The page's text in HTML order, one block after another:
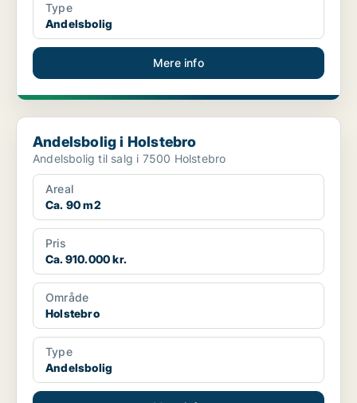
Type
Andelsbolig
Mere info
Andelsbolig i Holstebro
Andelsbolig i Holstebro
Andelsbolig til salg i 7500 Holstebro
Areal
Ca. 90 m2
Pris
Ca. 910.000 kr.
Område
Holstebro
Type
Andelsbolig